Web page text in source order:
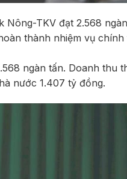
Nông-TKV đạt 2.568
thành nhiệm vụ
ngàn tấn. Doanh thu
nước 1.407 tỷ đồng.